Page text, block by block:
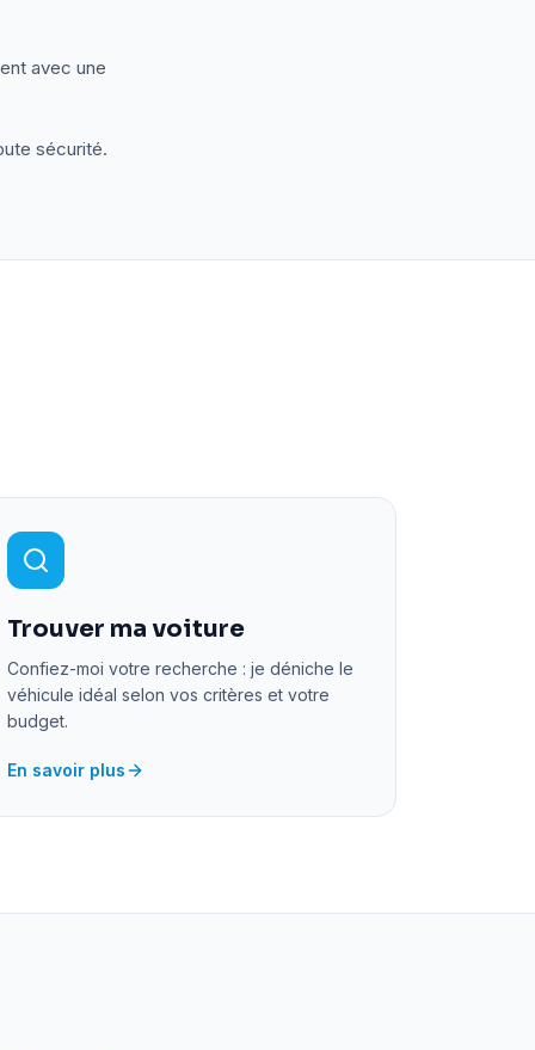
avec une
sécurité.
Trouver ma voiture
Confiez-moi votre recherche : je déniche le
véhicule idéal selon vos critères et votre
budget.
En savoir plus